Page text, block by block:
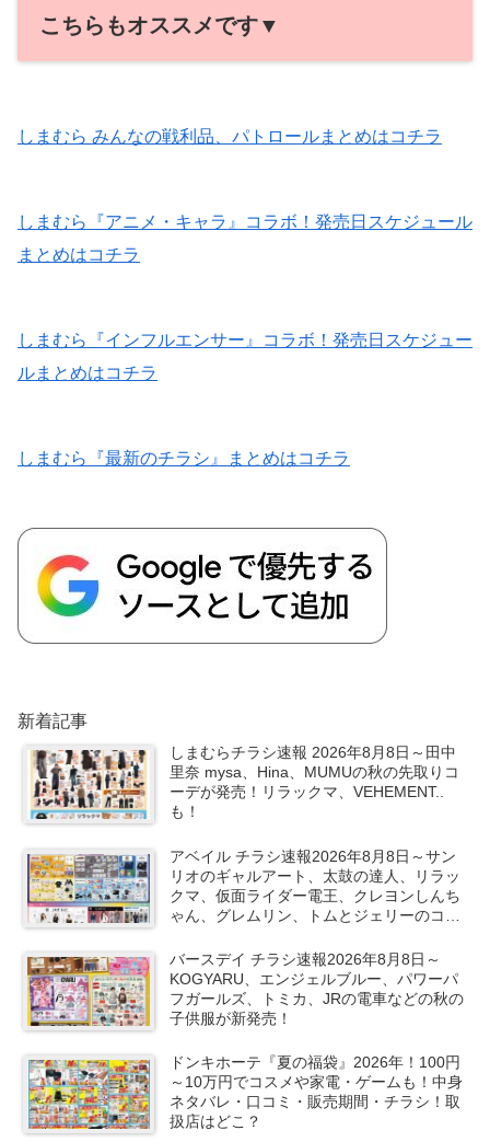
こちらもオススメです▼
しまむら みんなの戦利品、パトロールまとめはコチラ
しまむら『アニメ・キャラ』コラボ！発売日スケジュール
まとめはコチラ
しまむら『インフルエンサー』コラボ！発売日スケジュー
ルまとめはコチラ
しまむら『最新のチラシ』まとめはコチラ
新着記事
しまむらチラシ速報 2026年8月8日～田中
里奈 mysa、Hina、MUMUの秋の先取りコ
ーデが発売！リラックマ、VEHEMENT..
も！
アベイル チラシ速報2026年8月8日～サン
リオのギャルアート、太鼓の達人、リラッ
クマ、仮面ライダー電王、クレヨンしんち
ゃん、グレムリン、トムとジェリーのコラ
バースデイ チラシ速報2026年8月8日～
KOGYARU、エンジェルブルー、パワーパ
フガールズ、トミカ、JRの電車などの秋の
子供服が新発売！
ドンキホーテ『夏の福袋』2026年！100円
～10万円でコスメや家電・ゲームも！中身
ネタバレ・口コミ・販売期間・チラシ！取
扱店はどこ？